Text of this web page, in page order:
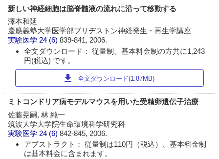
新しい神経細胞は脳脊髄液の流れに沿って移動する
澤本和延
慶應義塾大学医学部ブリヂストン神経発生・再生学講座
実験医学 24 (6)839-841, 2006.
全文ダウンロード： 従量制、基本料金制の方共に1,243
円(税込) です。
download 全文ダウンロード(1.87MB)
ミトコンドリア病モデルマウスを用いた受精卵遺伝子治療
佐藤晃嗣, 林 純一
筑波大学大学院生命環境科学研究科
実験医学 24 (6)842-845, 2006.
アブストラクト： 従量制は110円（税込）、基本料金制
は基本料金に含まれます。